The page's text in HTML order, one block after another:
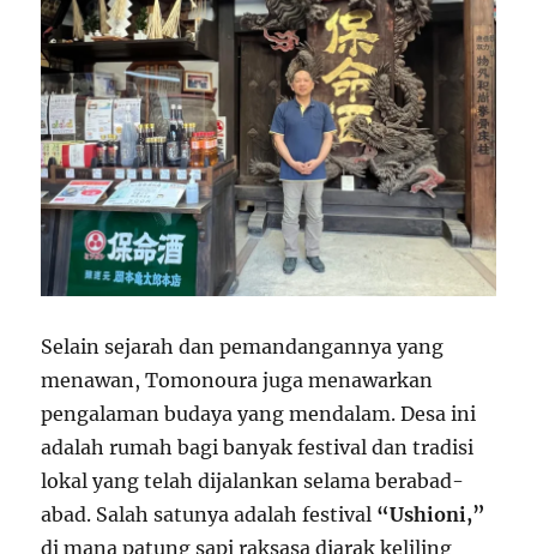
Selain sejarah dan pemandangannya yang
menawan, Tomonoura juga menawarkan
pengalaman budaya yang mendalam. Desa ini
adalah rumah bagi banyak festival dan tradisi
lokal yang telah dijalankan selama berabad-
abad. Salah satunya adalah festival “Ushioni,”
di mana patung sapi raksasa diarak keliling